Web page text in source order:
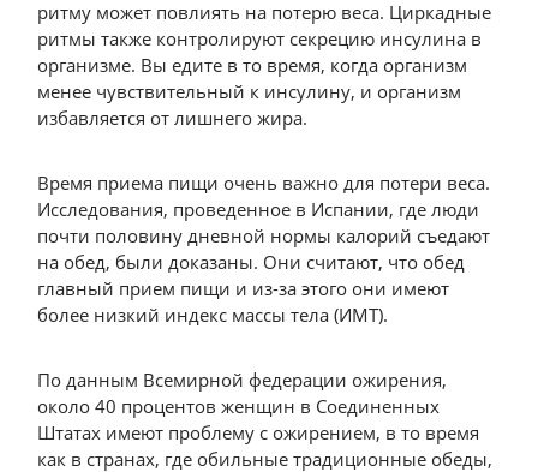
ритму может повлиять на потерю веса. Циркадные
ритмы также контролируют секрецию инсулина в
организме. Вы едите в то время, когда организм
менее чувствительный к инсулину, и организм
избавляется от лишнего жира.
Время приема пищи очень важно для потери веса.
Исследования, проведенное в Испании, где люди
почти половину дневной нормы калорий съедают
на обед, были доказаны. Они считают, что обед
главный прием пищи и из-за этого они имеют
более низкий индекс массы тела (ИМТ).
По данным Всемирной федерации ожирения,
около 40 процентов женщин в Соединенных
Штатах имеют проблему с ожирением, в то время
как в странах, где обильные традиционные обеды,